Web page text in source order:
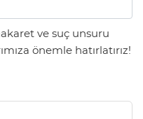
ve suç unsuru
önemle hatırlatırız!